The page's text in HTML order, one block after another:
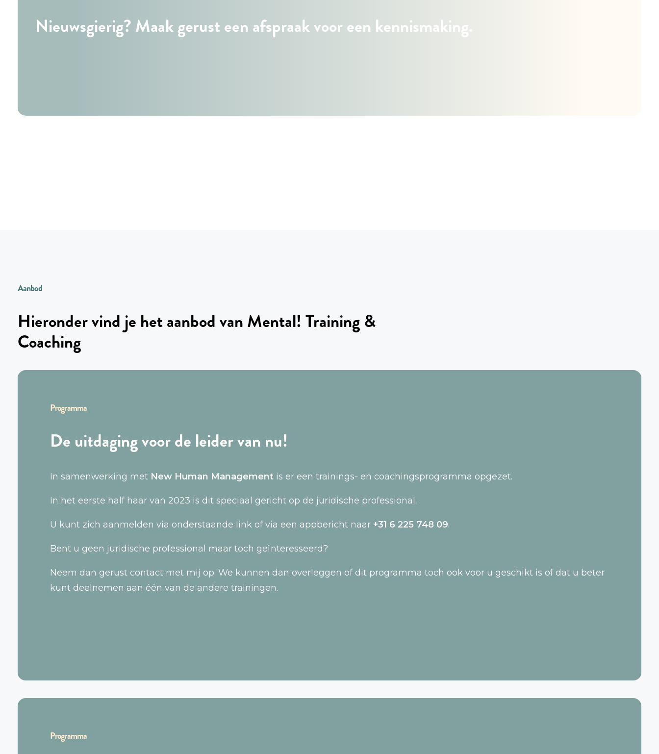
Nieuwsgierig? Maak gerust een afspraak voor een kennismaking.
Aanbod
Hieronder vind je het aanbod van Mental! Training &
Coaching
Programma
De uitdaging voor de leider van nu!
In samenwerking met New Human Management is er een trainings- en coachingsprogramma opgezet.
In het eerste half haar van 2023 is dit speciaal gericht op de juridische professional.
U kunt zich aanmelden via onderstaande link of via een appbericht naar +31 6 225 748 09.
Bent u geen juridische professional maar toch geïnteresseerd?
Neem dan gerust contact met mij op. We kunnen dan overleggen of dit programma toch ook voor u geschikt is of dat u beter
kunt deelnemen aan één van de andere trainingen.
Programma